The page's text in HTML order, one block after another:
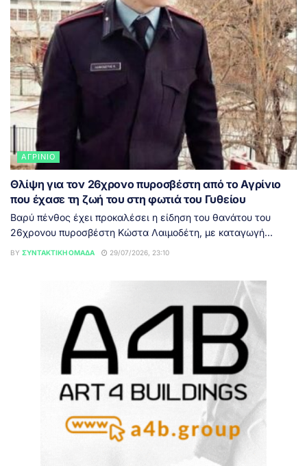
ΑΓΡΊΝΙΟ
Θλίψη για τον 26χρονο πυροσβέστη από το Αγρίνιο
που έχασε τη ζωή του στη φωτιά του Γυθείου
Βαρύ πένθος έχει προκαλέσει η είδηση του θανάτου του
26χρονου πυροσβέστη Κώστα Λαιμοδέτη, με καταγωγή...
BY ΣΥΝΤΑΚΤΙΚΉ ΟΜΆΔΑ 29/07/2026, 23:10